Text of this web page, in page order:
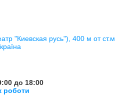
"Киевская русь"), 400 м от ст.м
до 18:00
роботи